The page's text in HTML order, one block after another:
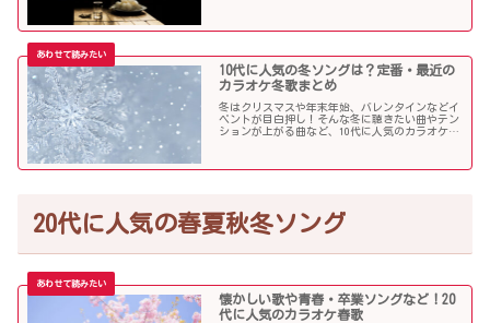
10代に人気の冬ソングは？定番・最近の
カラオケ冬歌まとめ
冬はクリスマスや年末年始、バレンタインなどイ
ベントが目白押し！そんな冬に聴きたい曲やテン
ションが上がる曲など、10代に人気のカラオケソ
20代に人気の春夏秋冬ソング
懐かしい歌や青春・卒業ソングなど！20
代に人気のカラオケ春歌